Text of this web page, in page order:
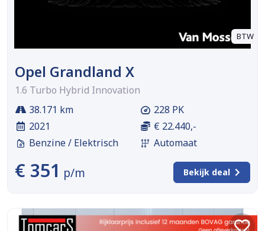
BTW
Opel Grandland X
1.6 Turbo Hybrid Innovation
38.171 km
2021
Benzine / Elektrisch
228 PK
€ 22.440,-
Automaat
€ 351 p/m Bekijk deal